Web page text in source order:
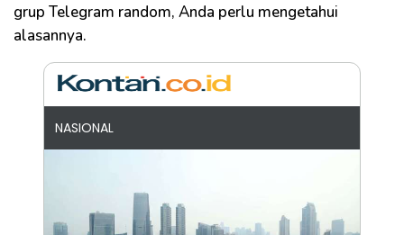
grup Telegram random, Anda perlu mengetahui
alasannya.
NASIONAL